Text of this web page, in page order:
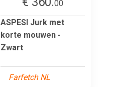
00
ASPESI Jurk met
korte mouwen -
Zwart
Farfetch NL